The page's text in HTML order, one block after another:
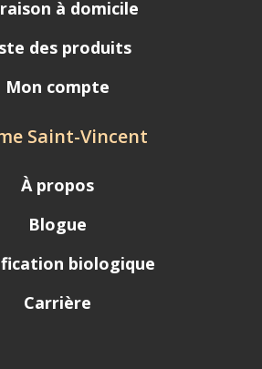
à domicile
des produits
Mon compte
Saint-Vincent
À propos
Blogue
biologique
Carrière